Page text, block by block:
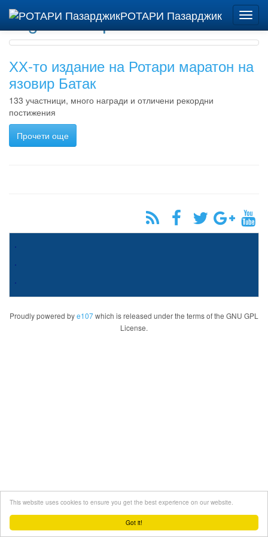
Got it!
This website uses cookies to ensure you get the best experience on our website.
РОТАРИ Пазарджик
Tag: "язовир Батак"
ХХ-то издание на Ротари маратон на
язовир Батак
133 участници, много награди и отличени рекордни
постижения
Прочети още
.
.
.
Proudly powered bye107which is released under the terms of the GNU GPL
License.